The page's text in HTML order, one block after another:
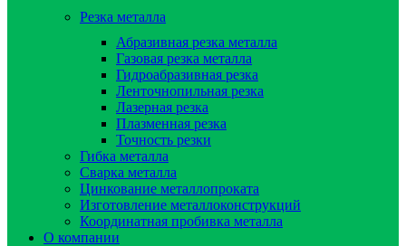
Резка металла
Абразивная резка металла
Газовая резка металла
Гидроaбразивная резка
Ленточнопильная резка
Лазерная резка
Плазменная резка
Точность резки
Гибка металла
Сварка металла
Цинкование металлопроката
Изготовление металлоконструкций
Координатная пробивка металла
О компании